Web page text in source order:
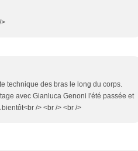
>
technique des bras le long du corps.
avec Gianluca Genoni l'été passée et
/> <br /> <br />